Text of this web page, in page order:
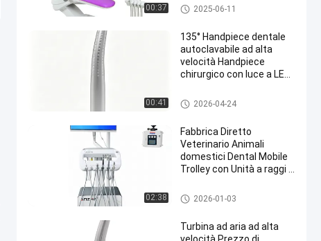
00:37
Chair Unit
unità dentaria della sedia
2025-06-11
00:41
135° Handpiece dentale
autoclavabile ad alta
velocità Handpiece
chirurgico con luce a LED
Handpiece dentario
2026-04-24
02:38
Fabbrica Diretto
Veterinario Animali
domestici Dental Mobile
Trolley con Unità a raggi X
Dental Treatment Cart
OEM Dental Trolley
Apparecchiature dentistiche ve
terinarie
2026-01-03
Turbina ad aria ad alta